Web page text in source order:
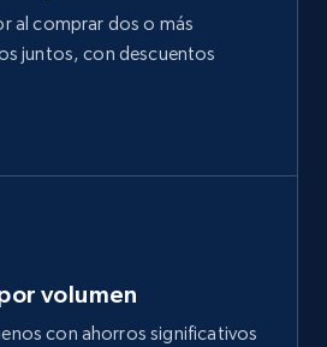
al comprar dos o más
juntos, con descuentos
volumen
con ahorros significativos